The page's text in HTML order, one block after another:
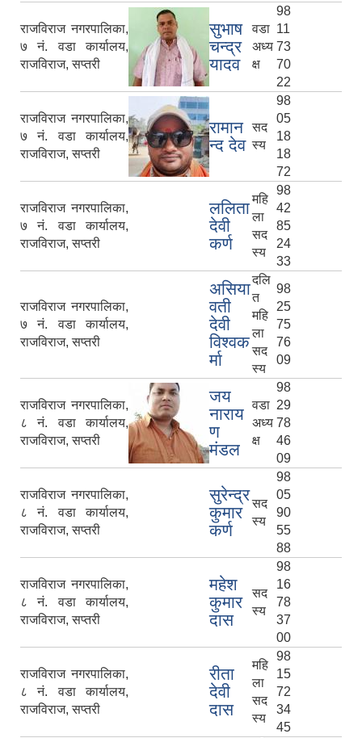
राजविराज नगरपालिका,
७ नं. वडा कार्यालय,
राजविराज, सप्तरी
सुभाष
चन्द्र
यादव
वडा
अध्य
क्ष
98
11
73
70
22
राजविराज नगरपालिका,
७ नं. वडा कार्यालय,
राजविराज, सप्तरी
रामान
न्द देव
सद
स्य
98
05
18
18
72
राजविराज नगरपालिका,
७ नं. वडा कार्यालय,
राजविराज, सप्तरी
ललिता
देवी
कर्ण
महि
ला
सद
स्य
98
42
85
24
33
राजविराज नगरपालिका,
७ नं. वडा कार्यालय,
राजविराज, सप्तरी
असिया
वती
देवी
विश्वक
र्मा
दलि
त
महि
ला
सद
स्य
98
25
75
76
09
राजविराज नगरपालिका,
८ नं. वडा कार्यालय,
राजविराज, सप्तरी
जय
नाराय
ण
मंडल
वडा
अध्य
क्ष
98
29
78
46
09
राजविराज नगरपालिका,
८ नं. वडा कार्यालय,
राजविराज, सप्तरी
सुरेन्द्र
कुमार
कर्ण
सद
स्य
98
05
90
55
88
राजविराज नगरपालिका,
८ नं. वडा कार्यालय,
राजविराज, सप्तरी
महेश
कुमार
दास
सद
स्य
98
16
78
37
00
राजविराज नगरपालिका,
८ नं. वडा कार्यालय,
राजविराज, सप्तरी
रीता
देवी
दास
महि
ला
सद
स्य
98
15
72
34
45